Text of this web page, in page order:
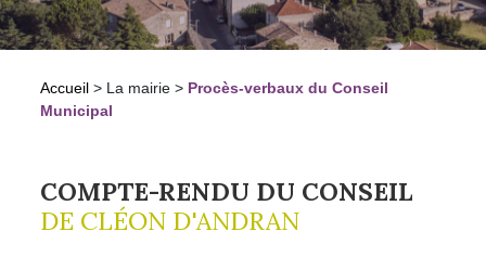
Accueil > La mairie > Procès-verbaux du Conseil
Municipal
COMPTE-RENDU DU CONSEIL
DE CLÉON D'ANDRAN